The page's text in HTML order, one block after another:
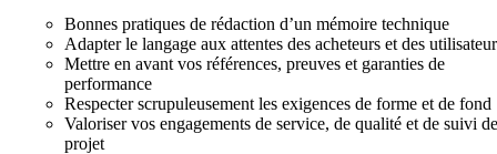
Bonnes pratiques de rédaction d’un mémoire technique
Adapter le langage aux attentes des acheteurs et des
Mettre en avant vos références, preuves et garanties de
performance
Respecter scrupuleusement les exigences de forme et de fond
Valoriser vos engagements de service, de qualité et de suivi de
projet